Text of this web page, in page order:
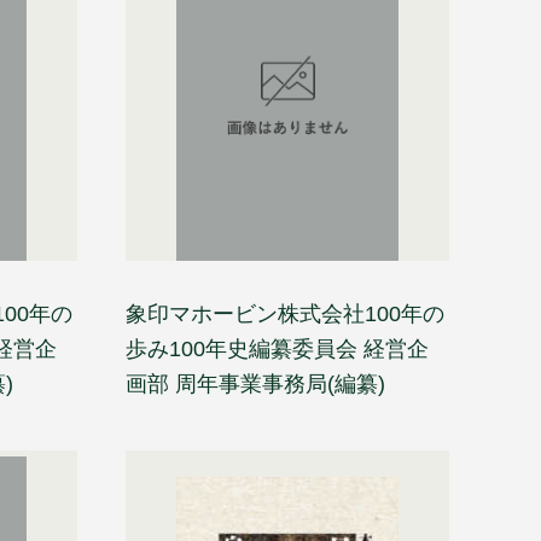
年の
営企
)
象印マホービン株式会社100年の
歩み100年史編纂委員会 経営企
画部 周年事業事務局(編纂)